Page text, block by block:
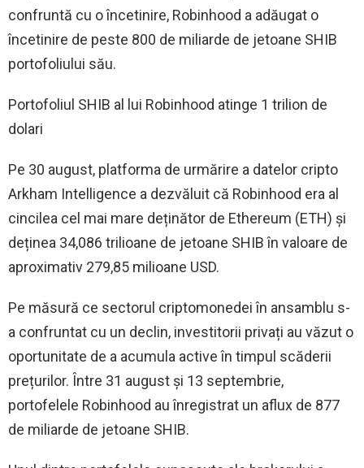
confruntă cu o încetinire, Robinhood a adăugat o
încetinire de peste 800 de miliarde de jetoane SHIB
portofoliului său.
Portofoliul SHIB al lui Robinhood atinge 1 trilion de
dolari
Pe 30 august, platforma de urmărire a datelor cripto
Arkham Intelligence a dezvăluit că Robinhood era al
cincilea cel mai mare deținător de Ethereum (ETH) și
deținea 34,086 trilioane de jetoane SHIB în valoare de
aproximativ 279,85 milioane USD.
Pe măsură ce sectorul criptomonedei în ansamblu s-
a confruntat cu un declin, investitorii privați au văzut o
oportunitate de a acumula active în timpul scăderii
prețurilor. Între 31 august și 13 septembrie,
portofelele Robinhood au înregistrat un aflux de 877
de miliarde de jetoane SHIB.